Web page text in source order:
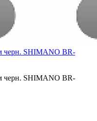
черн. SHIMANO BR-
черн. SHIMANO BR-